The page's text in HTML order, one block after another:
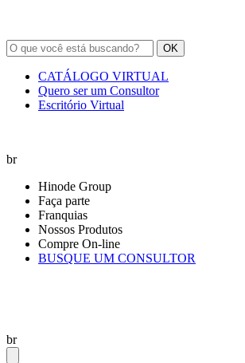
OK
CATÁLOGO VIRTUAL
Quero ser um Consultor
Escritório Virtual
br
Hinode Group
Faça parte
Franquias
Nossos Produtos
Compre On-line
BUSQUE UM CONSULTOR
br